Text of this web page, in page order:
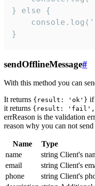
} else {
}
sendOfflineMessage#
With this method you can
It returns {result: 'ok'} if
it returns {result: 'fail',
errReason is the validation
reason why you can not
Name Type
name
string Client's
email
string Client's
phone
string Client's